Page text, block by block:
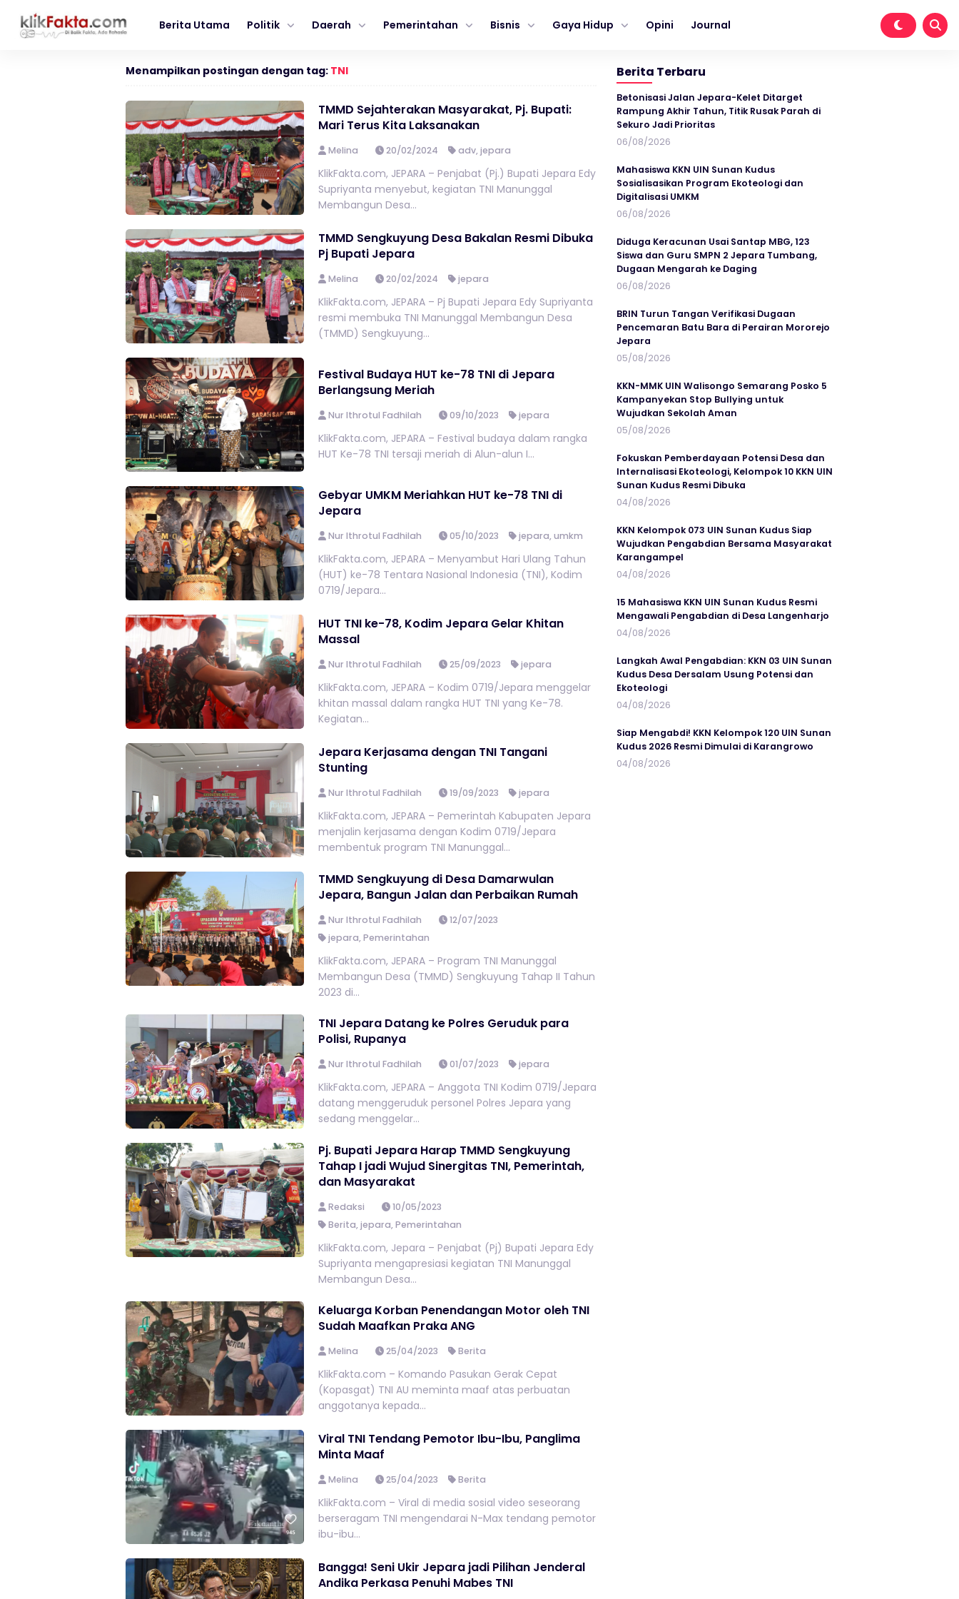
Berita Utama Politik Daerah Pemerintahan Bisnis Gaya Hidup Opini Journal
Menampilkan postingan dengan tag: TNI
TMMD Sejahterakan Masyarakat, Pj. Bupati:
Mari Terus Kita Laksanakan
Melina 20/02/2024 adv,jepara
KlikFakta.com, JEPARA – Penjabat (Pj.) Bupati Jepara Edy
Supriyanta menyebut, kegiatan TNI Manunggal
Membangun Desa...
TMMD Sengkuyung Desa Bakalan Resmi Dibuka
Pj Bupati Jepara
Melina 20/02/2024 jepara
KlikFakta.com, JEPARA – Pj Bupati Jepara Edy Supriyanta
resmi membuka TNI Manunggal Membangun Desa
(TMMD) Sengkuyung...
Festival Budaya HUT ke-78 TNI di Jepara
Berlangsung Meriah
Nur Ithrotul Fadhilah 09/10/2023 jepara
KlikFakta.com, JEPARA – Festival budaya dalam rangka
HUT Ke-78 TNI tersaji meriah di Alun-alun I...
Gebyar UMKM Meriahkan HUT ke-78 TNI di
Jepara
Nur Ithrotul Fadhilah 05/10/2023 jepara,umkm
KlikFakta.com, JEPARA – Menyambut Hari Ulang Tahun
(HUT) ke-78 Tentara Nasional Indonesia (TNI), Kodim
0719/Jepara...
HUT TNI ke-78, Kodim Jepara Gelar Khitan
Massal
Nur Ithrotul Fadhilah 25/09/2023 jepara
KlikFakta.com, JEPARA – Kodim 0719/Jepara menggelar
khitan massal dalam rangka HUT TNI yang Ke-78.
Kegiatan...
Jepara Kerjasama dengan TNI Tangani
Stunting
Nur Ithrotul Fadhilah 19/09/2023 jepara
KlikFakta.com, JEPARA – Pemerintah Kabupaten Jepara
menjalin kerjasama dengan Kodim 0719/Jepara
membentuk program TNI Manunggal...
TMMD Sengkuyung di Desa Damarwulan
Jepara, Bangun Jalan dan Perbaikan Rumah
Nur Ithrotul Fadhilah
12/07/2023
jepara, Pemerintahan
KlikFakta.com, JEPARA – Program TNI Manunggal
Membangun Desa (TMMD) Sengkuyung Tahap II Tahun
2023 di...
TNI Jepara Datang ke Polres Geruduk para
Polisi, Rupanya
Nur Ithrotul Fadhilah 01/07/2023 jepara
KlikFakta.com, JEPARA – Anggota TNI Kodim 0719/Jepara
datang menggeruduk personel Polres Jepara yang
sedang menggelar...
Pj. Bupati Jepara Harap TMMD Sengkuyung
Tahap I jadi Wujud Sinergitas TNI, Pemerintah,
dan Masyarakat
Redaksi
10/05/2023
Berita, jepara, Pemerintahan
KlikFakta.com, Jepara – Penjabat (Pj) Bupati Jepara Edy
Supriyanta mengapresiasi kegiatan TNI Manunggal
Membangun Desa...
Keluarga Korban Penendangan Motor oleh TNI
Sudah Maafkan Praka ANG
Melina 25/04/2023 Berita
KlikFakta.com – Komando Pasukan Gerak Cepat
(Kopasgat) TNI AU meminta maaf atas perbuatan
anggotanya kepada...
Viral TNI Tendang Pemotor Ibu-Ibu, Panglima
Minta Maaf
Melina 25/04/2023 Berita
KlikFakta.com – Viral di media sosial video seseorang
berseragam TNI mengendarai N-Max tendang pemotor
ibu-ibu...
Bangga! Seni Ukir Jepara jadi Pilihan Jenderal
Andika Perkasa Penuhi Mabes TNI
Berita Terbaru
Betonisasi Jalan Jepara-Kelet Ditarget
Rampung Akhir Tahun, Titik Rusak Parah di
Sekuro Jadi Prioritas
06/08/2026
Mahasiswa KKN UIN Sunan Kudus
Sosialisasikan Program Ekoteologi dan
Digitalisasi UMKM
06/08/2026
Diduga Keracunan Usai Santap MBG, 123
Siswa dan Guru SMPN 2 Jepara Tumbang,
Dugaan Mengarah ke Daging
06/08/2026
BRIN Turun Tangan Verifikasi Dugaan
Pencemaran Batu Bara di Perairan Mororejo
Jepara
05/08/2026
KKN-MMK UIN Walisongo Semarang Posko 5
Kampanyekan Stop Bullying untuk
Wujudkan Sekolah Aman
05/08/2026
Fokuskan Pemberdayaan Potensi Desa dan
Internalisasi Ekoteologi, Kelompok 10 KKN UIN
Sunan Kudus Resmi Dibuka
04/08/2026
KKN Kelompok 073 UIN Sunan Kudus Siap
Wujudkan Pengabdian Bersama Masyarakat
Karangampel
04/08/2026
15 Mahasiswa KKN UIN Sunan Kudus Resmi
Mengawali Pengabdian di Desa Langenharjo
04/08/2026
Langkah Awal Pengabdian: KKN 03 UIN Sunan
Kudus Desa Dersalam Usung Potensi dan
Ekoteologi
04/08/2026
Siap Mengabdi! KKN Kelompok 120 UIN Sunan
Kudus 2026 Resmi Dimulai di Karangrowo
04/08/2026